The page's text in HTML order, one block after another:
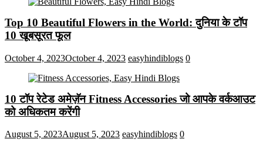
Top 10 Beautiful Flowers in the World: दुनिया के टॉप
10 खूबसूरत फूल
October 4, 2023October 4, 2023 easyhindiblogs 0
10 टॉप रेटेड अमेज़ॅन Fitness Accessories जो आपके वर्कआउट
को अधिकतम करेंगी
August 5, 2023August 5, 2023 easyhindiblogs 0